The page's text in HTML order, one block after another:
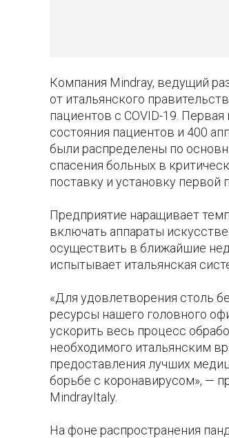
Компания Mindray, ведущий
от итальянского
пациентов с COVID-19.
состояния пациентов и 400
были распределены по
спасения больных в
поставку и установку первой
Предприятие наращивает
включать аппараты
осуществить в ближайшие
испытывает итальянская
«Для удовлетворения столь
ресурсы нашего головного
ускорить весь процесс
необходимого итальянским
предоставления лучших
борьбе с коронавирусом», —
MindrayItaly.
На фоне распространения